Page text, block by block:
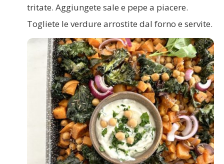
tritate. Aggiungete sale e pepe a piacere.
Togliete le verdure arrostite dal forno e servite.